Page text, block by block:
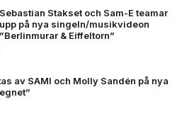
Sebastian Stakset och Sam-E teamar
upp på nya singeln/musikvideon
”Berlinmurar & Eiffeltorn”
av SAMI och Molly Sandén på nya